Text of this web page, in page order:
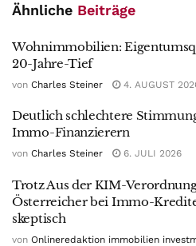
Ähnliche Beiträge
Wohnimmobilien:
20-Jahre-Tief
von Charles Steiner 4. AUGUST
Deutlich schlechtere
Immo-Finanzierern
von Charles Steiner 6. JULI 2026
Trotz Aus der KIM-
Österreicher bei Immo-
skeptisch
von Onlineredaktion immobilien